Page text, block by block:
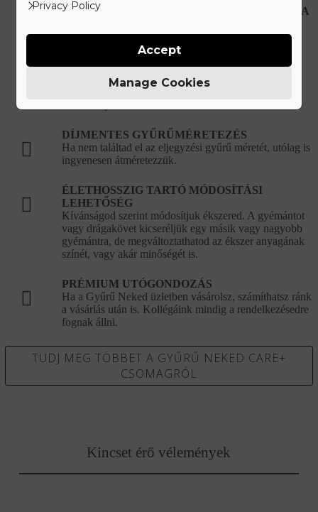
HIBÁS, VAGY SÉRÜLT ÉKSZEREK JAVÍTÁSA
mi álljuk a javítási és szállítási költségeket.
KORLÁTLAN ÉKSZERTISZTÍTÁSI
LEHETŐSÉG
Ékszered eredeti csillogását bármikor ingyenesen
DÍJMENTES GYŰRŰMÉRETEZÉS
Ha nem találtad el az eljegyzési gyűrű méretét, utólag is
ingyenesen átméretezzük.
ÉLETHOSSZIG TARTÓ MÓDOSÍTÁSI
LEHETŐSÉG
Kívánságod szerint módosítjuk ékszered. A gyémántot
vagy drágakövet kicseréljük egy másik vagy nagyobb
gyémántra, de megváltoztathatod az ékszer anyagának
színét, vagy akár minőségét is.
PRÉMIUM UTÓGONDOZÁS
Ha a Gyűrű Neked üzletben vásárolsz, számíthatsz ránk
a vásárlás után is. Kollégáink mindig a rendelkezésedre
fognak állni.
TUDJ MEG TÖBBET A GYŰRŰ NEKED CARE+
CSOMAGRÓL
Kincset érő vélemények
Privacy Policy
Manage Cookies
Accept